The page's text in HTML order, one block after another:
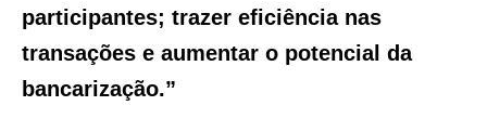
participantes; trazer eficiência nas
transações e aumentar o potencial da
bancarização.”